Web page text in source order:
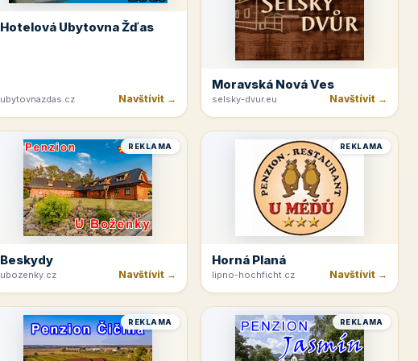
Hotelová Ubytovna Žďas
ubytovnazdas.cz Navštívit →
Moravská Nová Ves
selsky-dvur.eu Navštívit →
REKLAMA
Beskydy
ubozenky.cz Navštívit →
REKLAMA
Horná Planá
lipno-hochficht.cz Navštívit →
REKLAMA REKLAMA